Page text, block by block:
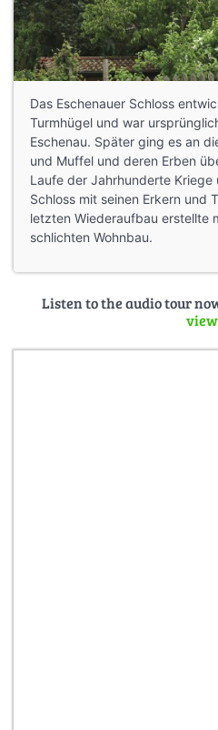
Das Eschenauer Schloss
Turmhügel und war
Eschenau. Später ging es an
und Muffel und deren Erben
Laufe der Jahrhunderte
Schloss mit seinen Erkern und
letzten Wiederaufbau erstellte
schlichten Wohnbau.
Listen to the audio tour
view